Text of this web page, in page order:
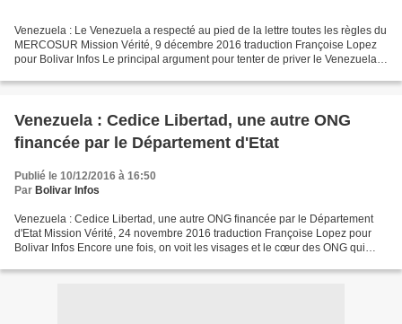
Venezuela : Le Venezuela a respecté au pied de la lettre toutes les règles du
MERCOSUR Mission Vérité, 9 décembre 2016 traduction Françoise Lopez
pour Bolivar Infos Le principal argument pour tenter de priver le Venezuela
Venezuela : Cedice Libertad, une autre ONG
financée par le Département d'Etat
Publié le 10/12/2016 à 16:50
Par Bolivar Infos
Venezuela : Cedice Libertad, une autre ONG financée par le Département
d'Etat Mission Vérité, 24 novembre 2016 traduction Françoise Lopez pour
Bolivar Infos Encore une fois, on voit les visages et le cœur des ONG qui